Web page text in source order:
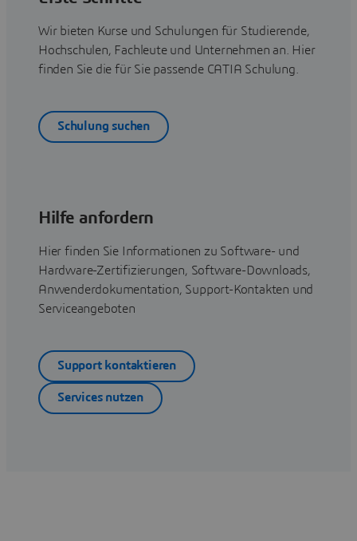
Wir bieten Kurse und Schulungen für Studierende,
Hochschulen, Fachleute und Unternehmen an. Hier
finden Sie die für Sie passende CATIA Schulung.
Schulung suchen
Hilfe anfordern
Hier finden Sie Informationen zu Software- und
Hardware-Zertifizierungen, Software-Downloads,
Anwenderdokumentation, Support-Kontakten und
Serviceangeboten
Support kontaktieren
Services nutzen